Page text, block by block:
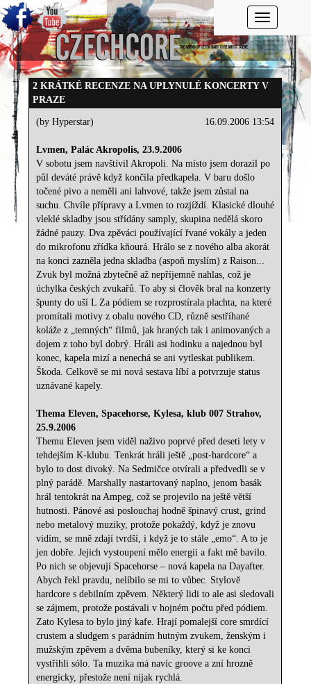
Toggle
2 KRÁTKÉ RECENZE NA UPLYNULÉ KONCERTY V
PRAZE
16.09.2006 13:54
(by Hyperstar)
Lvmen, Palác Akropolis, 23.9.2006
V sobotu jsem navštívil Akropoli. Na místo jsem dorazil po
půl deváté právě když končila předkapela. V baru došlo
točené pivo a neměli ani lahvové, takže jsem zůstal na
suchu. Chvíle přípravy a Lvmen to rozjíždí. Klasické dlouhé
vleklé skladby jsou střídány samply, skupina nedělá skoro
žádné pauzy. Dva zpěváci používající řvané vokály a jeden
do mikrofonu zřídka kňourá. Hrálo se z nového alba akorát
na konci zazněla jedna skladba (aspoň myslím) z Raison...
Zvuk byl možná zbytečně až nepříjemně nahlas, což je
úchylka českých zvukařů. To aby si člověk bral na konzerty
špunty do uší L Za pódiem se rozprostírala plachta, na které
promítali motivy z obalu nového CD, různě sestříhané
koláže z „temných“ filmů, jak hraných tak i animovaných a
dojem z toho byl dobrý. Hráli asi hodinku a najednou byl
konec, kapela mizí a nenechá se ani vytleskat publikem.
Škoda. Celkově se mi nová sestava líbí a potvrzuje status
uznávané kapely.
Thema Eleven, Spacehorse, Kylesa, klub 007 Strahov,
25.9.2006
Themu Eleven jsem viděl naživo poprvé před deseti lety v
tehdejším K-klubu. Tenkrát hráli ještě „post-hardcore“ a
bylo to dost divoký. Na Sedmičce otvírali a předvedli se v
plný parádě. Marshally nastartovaný naplno, jenom basák
hrál tentokrát na Ampeg, což se projevilo na ještě větší
hutnosti. Pánové asi poslouchaj hodně špinavý crust, grind
nebo metalový muziky, protože pokaždý, když je znovu
vidím, se mně zdají tvrdší, i když je to stále „emo“. A to je
jen dobře. Jejich vystoupení mělo energii a fakt mě bavilo.
Po nich se objevují Spacehorse – nová kapela na Dayafter.
Abych řekl pravdu, nelíbilo se mi to vůbec. Stylově
hardcore s debilním zpěvem. Některý lidi to ale asi sledovali
se zájmem, protože postávali v hojném počtu před pódiem.
Zato Kylesa to bylo jiný kafe. Hrají pomalejší core smrdící
crustem a sludgem s parádním hutným zvukem, ženským i
mužským zpěvem a dvěma bubeníky, který si ke konci
vystřihli sólo. Ta muzika má navíc groove a zní hrozně
energicky, přestože není nijak rychlá.